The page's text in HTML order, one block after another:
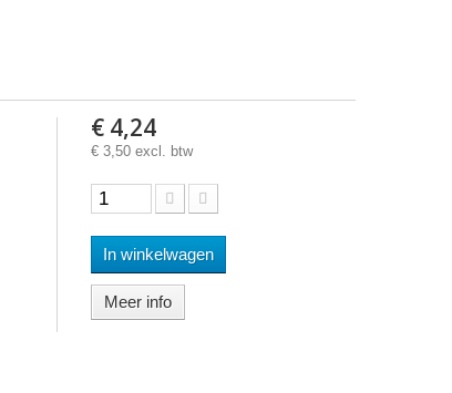
€ 4,24
€ 3,50 excl. btw
In winkelwagen
Meer info